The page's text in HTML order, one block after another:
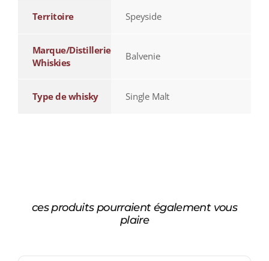
Territoire Speyside
Marque/Distillerie
Whiskies
Balvenie
Type de whisky Single Malt
ces produits pourraient également vous
plaire